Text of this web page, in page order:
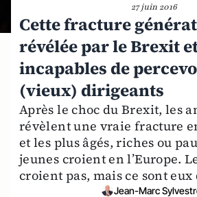
27 juin 2016
Cette fracture
révélée par le Brexit
incapables de
(vieux) dirigeants
Après le choc du Brexit, les
révèlent une vraie fracture
et les plus âgés, riches ou
jeunes croient en l’Europe.
croient pas, mais ce sont
Jean-Marc